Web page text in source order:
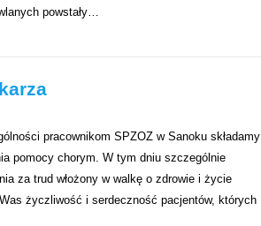
powstały…
pracownikom SPZOZ w Sanoku składamy
pomocy chorym. W tym dniu szczególnie
za trud włożony w walkę o zdrowie i życie
życzliwość i serdeczność pacjentów, których